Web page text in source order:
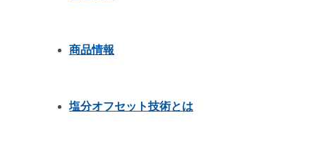
商品情報
塩分オフセット技術とは